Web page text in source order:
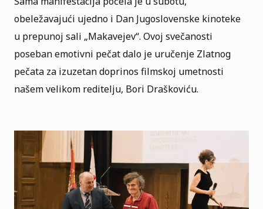
obeležavajući ujedno i Dan Jugoslovenske kinoteke
u prepunoj sali „Makavejev“. Ovoj svečanosti
poseban emotivni pečat dalo je uručenje Zlatnog
pečata za izuzetan doprinos filmskoj umetnosti
našem velikom reditelju, Bori Draškoviću.